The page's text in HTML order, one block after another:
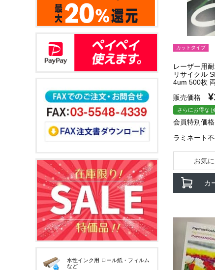
水性インク用 ロール紙・フィルム
など
カットタイプ
レーザー用
リサイクル
4um 500枚
販売価格
¥
さらにお得な [
会員特別価格
ラミネート
カ
お気